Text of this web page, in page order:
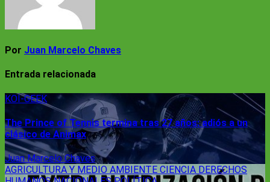
Por Juan Marcelo Chaves
Entrada relacionada
KOI-GEEK
The Prince of Tennis termina tras 27 años: adiós a un
clásico de Animax
Juan Marcelo Chaves
AGRICULTURA Y MEDIO AMBIENTE CIENCIA DERECHOS